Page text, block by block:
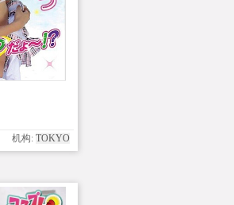
机构: TOKYO